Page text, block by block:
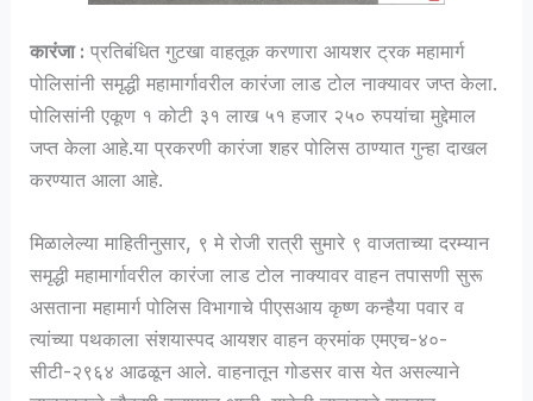
कारंजा : प्रतिबंधित गुटखा वाहतूक करणारा आयशर ट्रक महामार्ग
पोलिसांनी समृद्धी महामार्गावरील कारंजा लाड टोल नाक्यावर जप्त केला.
पोलिसांनी एकूण १ कोटी ३१ लाख ५१ हजार २५० रुपयांचा मुद्देमाल
जप्त केला आहे.या प्रकरणी कारंजा शहर पोलिस ठाण्यात गुन्हा दाखल
करण्यात आला आहे.
मिळालेल्या माहितीनुसार, ९ मे रोजी रात्री सुमारे ९ वाजताच्या दरम्यान
समृद्धी महामार्गावरील कारंजा लाड टोल नाक्यावर वाहन तपासणी सुरू
असताना महामार्ग पोलिस विभागाचे पीएसआय कृष्ण कन्हैया पवार व
त्यांच्या पथकाला संशयास्पद आयशर वाहन क्रमांक एमएच-४०-
सीटी-२९६४ आढळून आले. वाहनातून गोडसर वास येत असल्याने